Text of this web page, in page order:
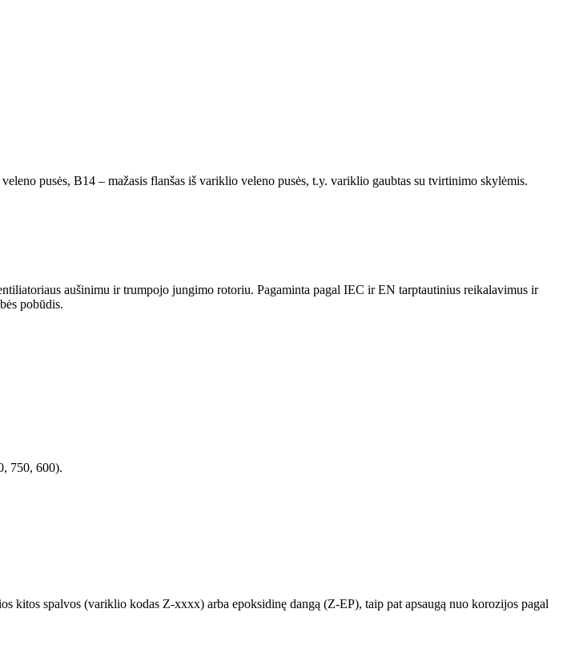
pusės, B14 – mažasis flanšas iš variklio veleno pusės, t.y. variklio gaubtas su tvirtinimo skylėmis.
aušinimu ir trumpojo jungimo rotoriu. Pagaminta pagal IEC ir EN tarptautinius reikalavimus ir
pobūdis.
750, 600).
spalvos (variklio kodas Z-xxxx) arba epoksidinę dangą (Z-EP), taip pat apsaugą nuo korozijos pagal